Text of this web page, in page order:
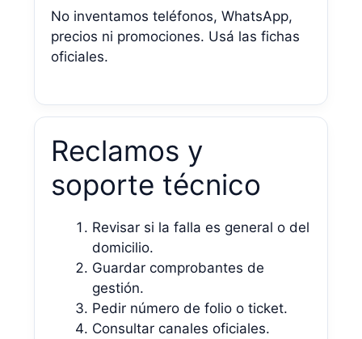
No inventamos teléfonos, WhatsApp,
precios ni promociones. Usá las fichas
oficiales.
Reclamos y
soporte técnico
Revisar si la falla es general o del
domicilio.
Guardar comprobantes de
gestión.
Pedir número de folio o ticket.
Consultar canales oficiales.